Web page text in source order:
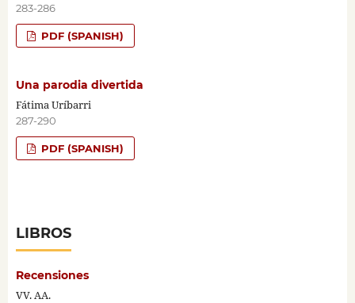
283-286
PDF (SPANISH)
Una parodia divertida
Fátima Uríbarri
287-290
PDF (SPANISH)
LIBROS
Recensiones
VV. AA.